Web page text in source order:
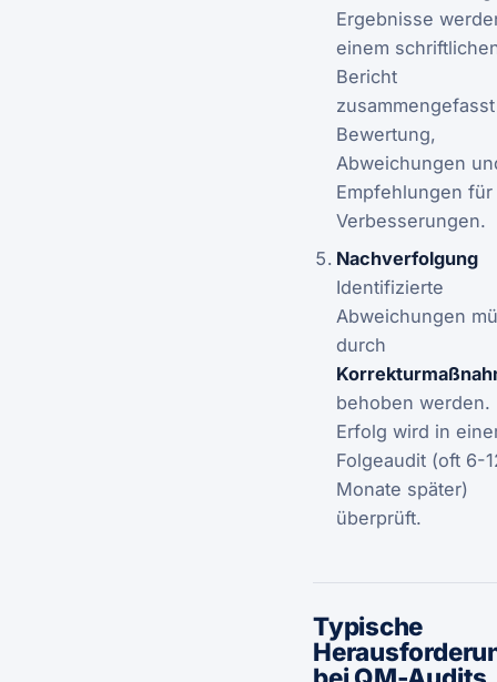
Ergebnisse
einem
Bericht
Bewertung,
Abweichungen
Empfehlungen für
Verbesserungen.
Nachverfolgung
Identifizierte
Abweichungen
durch
behoben werden.
Erfolg wird in
Folgeaudit (oft 6-
Monate später)
überprüft.
Typische